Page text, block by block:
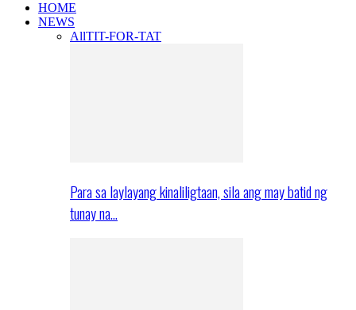
HOME
NEWS
AllTIT-FOR-TAT
Para sa laylayang kinaliligtaan, sila ang may batid ng
tunay na…